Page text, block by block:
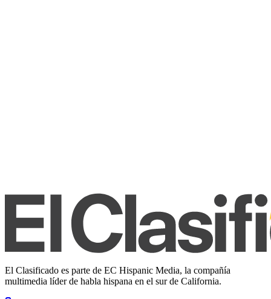
El Clasificado es parte de EC Hispanic Media, la compañía
multimedia líder de habla hispana en el sur de California.